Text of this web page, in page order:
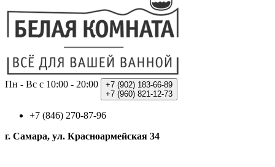
Пн - Вс с 10:00 - 20:00 +7 (902) 183-66-89
+7 (960) 821-12-73
+7 (846) 270-87-96
г. Самара, ул. Красноармейская 34